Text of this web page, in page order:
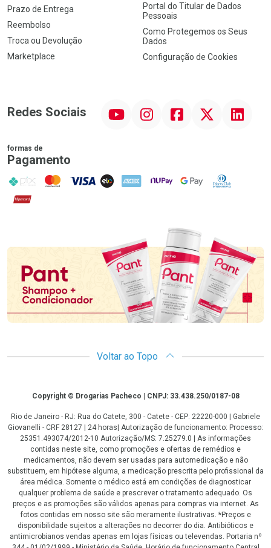
Prazo de Entrega
Reembolso
Troca ou Devolução
Marketplace
Portal do Titular de Dados
Pessoais
Como Protegemos os Seus
Dados
Configuração de Cookies
Redes Sociais InstagramFacebook Linkedin
formas de
Pagamento
PIX MasterCard
VISA ELO AMEX NuPay Google PayDiners Club
Hipercard
Promoção em Destaque
Voltar ao Topo
CopyrightCopyright © Drogarias Pacheco | CNPJ: 33.438.250/0187-08
Rio de Janeiro - RJ: Rua do Catete, 300 - Catete - CEP: 22220-000 | Gabriele
Giovanelli - CRF 28127 | 24 horas| Autorização de funcionamento: Processo:
25351.493074/2012-10 Autorização/MS: 7.25279.0 | As informações
contidas neste site, como promoções e ofertas de remédios e
medicamentos, não devem ser usadas para automedicação e não
substituem, em hipótese alguma, a medicação prescrita pelo profissional da
área médica. Somente o médico está em condições de diagnosticar
qualquer problema de saúde e prescrever o tratamento adequado. Os
preços e as promoções são válidos apenas para compras via internet. As
fotos contidas em nosso site são meramente ilustrativas. *Preços e
disponibilidade sujeitos a alterações no decorrer do dia. Antibióticos e
antimicrobianos vendas apenas em lojas físicas ou televendas. Portaria nº